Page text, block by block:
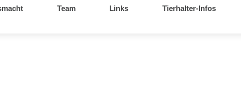
Team Links Tierhalter-Infos